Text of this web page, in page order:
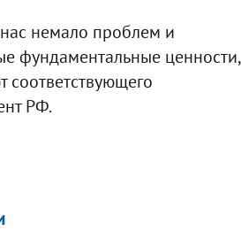
немало проблем и
фундаментальные ценности,
соответствующего
РФ.